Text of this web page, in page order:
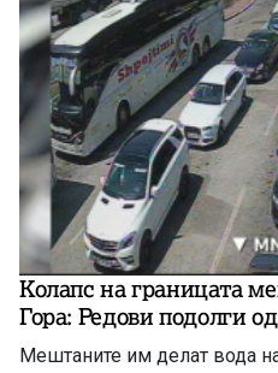
Колапс на границата
Гора: Редови подолги
Mештаните им делат вода